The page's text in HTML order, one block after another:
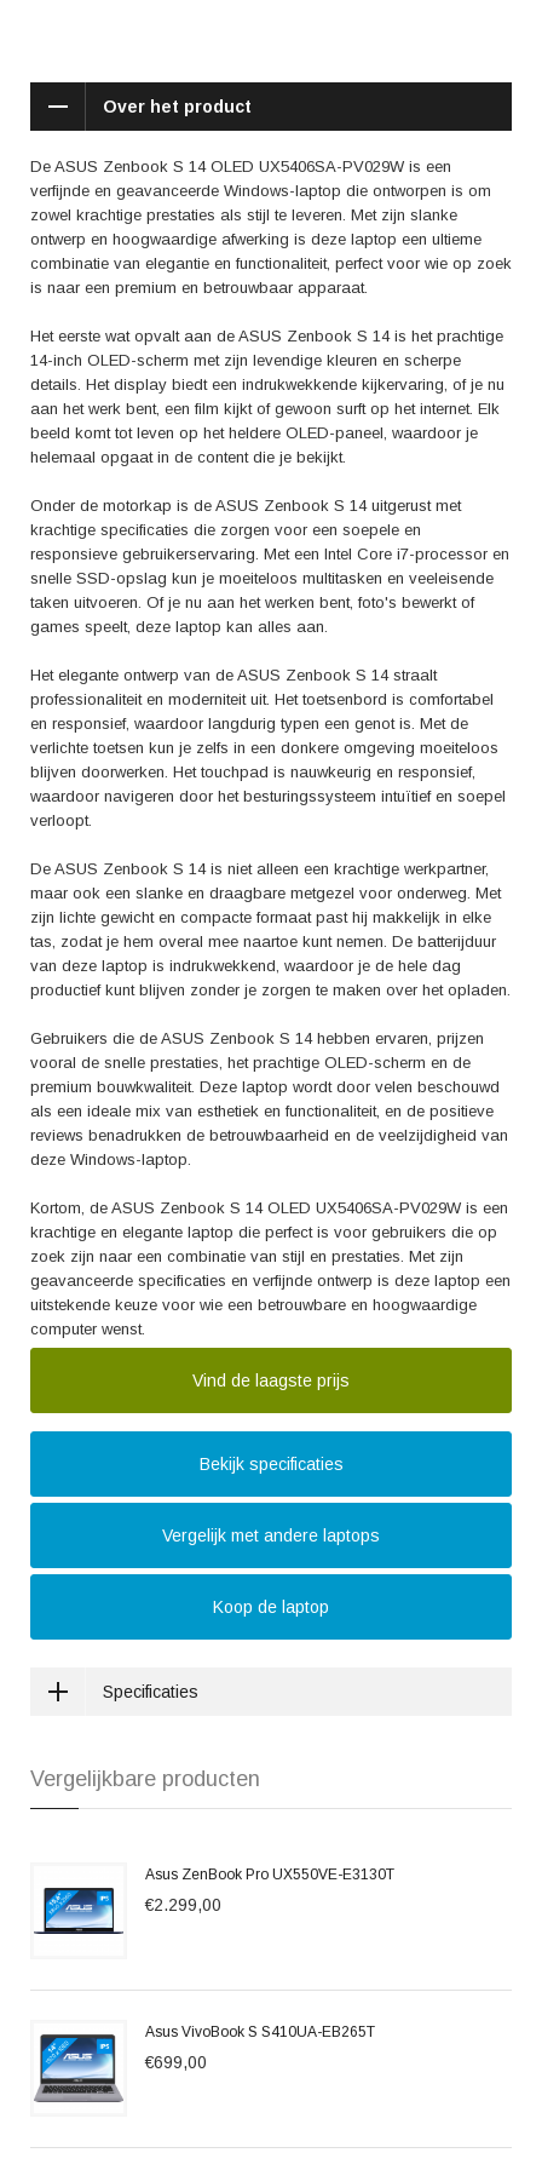
navigeren door het besturingssysteem intuïtief en soepel verloopt.
De ASUS Zenbook S 14 is niet alleen een krachtige werkpartner, maar
ook een slanke en draagbare metgezel voor onderweg. Met zijn lichte
gewicht en compacte formaat past hij makkelijk in elke tas, zodat je
hem overal mee naartoe kunt nemen. De batterijduur van deze laptop is
indrukwekkend, waardoor je de hele dag productief kunt blijven zonder
je zorgen te maken over het opladen.
Gebruikers die de ASUS Zenbook S 14 hebben ervaren, prijzen vooral
de snelle prestaties, het prachtige OLED-scherm en de premium
bouwkwaliteit. Deze laptop wordt door velen beschouwd als een ideale
mix van esthetiek en functionaliteit, en de positieve reviews benadrukken
de betrouwbaarheid en de veelzijdigheid van deze Windows-laptop.
krachtige en elegante laptop die perfect is voor gebruikers die op zoek
zijn naar een combinatie van stijl en prestaties. Met zijn geavanceerde
specificaties en verfijnde ontwerp is deze laptop een uitstekende keuze
voor wie een betrouwbare en hoogwaardige computer wenst.
Over het product
De ASUS Zenbook S 14 OLED UX5406SA-PV029W is een
verfijnde en geavanceerde Windows-laptop die ontworpen is om
zowel krachtige prestaties als stijl te leveren. Met zijn slanke
ontwerp en hoogwaardige afwerking is deze laptop een ultieme
combinatie van elegantie en functionaliteit, perfect voor wie op zoek
is naar een premium en betrouwbaar apparaat.
Het eerste wat opvalt aan de ASUS Zenbook S 14 is het prachtige
14-inch OLED-scherm met zijn levendige kleuren en scherpe
details. Het display biedt een indrukwekkende kijkervaring, of je nu
aan het werk bent, een film kijkt of gewoon surft op het internet. Elk
beeld komt tot leven op het heldere OLED-paneel, waardoor je
helemaal opgaat in de content die je bekijkt.
Onder de motorkap is de ASUS Zenbook S 14 uitgerust met
krachtige specificaties die zorgen voor een soepele en
responsieve gebruikerservaring. Met een Intel Core i7-processor en
snelle SSD-opslag kun je moeiteloos multitasken en veeleisende
taken uitvoeren. Of je nu aan het werken bent, foto's bewerkt of
games speelt, deze laptop kan alles aan.
Het elegante ontwerp van de ASUS Zenbook S 14 straalt
professionaliteit en moderniteit uit. Het toetsenbord is comfortabel
en responsief, waardoor langdurig typen een genot is. Met de
verlichte toetsen kun je zelfs in een donkere omgeving moeiteloos
blijven doorwerken. Het touchpad is nauwkeurig en responsief,
waardoor navigeren door het besturingssysteem intuïtief en soepel
verloopt.
De ASUS Zenbook S 14 is niet alleen een krachtige werkpartner,
maar ook een slanke en draagbare metgezel voor onderweg. Met
zijn lichte gewicht en compacte formaat past hij makkelijk in elke
tas, zodat je hem overal mee naartoe kunt nemen. De batterijduur
van deze laptop is indrukwekkend, waardoor je de hele dag
productief kunt blijven zonder je zorgen te maken over het opladen.
Gebruikers die de ASUS Zenbook S 14 hebben ervaren, prijzen
vooral de snelle prestaties, het prachtige OLED-scherm en de
premium bouwkwaliteit. Deze laptop wordt door velen beschouwd
als een ideale mix van esthetiek en functionaliteit, en de positieve
reviews benadrukken de betrouwbaarheid en de veelzijdigheid van
deze Windows-laptop.
Kortom, de ASUS Zenbook S 14 OLED UX5406SA-PV029W is een
krachtige en elegante laptop die perfect is voor gebruikers die op
zoek zijn naar een combinatie van stijl en prestaties. Met zijn
geavanceerde specificaties en verfijnde ontwerp is deze laptop een
uitstekende keuze voor wie een betrouwbare en hoogwaardige
computer wenst.
Vind de laagste prijs
Bekijk specificaties
Vergelijk met andere laptops
Koop de laptop
Specificaties
Vergelijkbare producten
Asus ZenBook Pro UX550VE-E3130T
€2.299,00
Asus VivoBook S S410UA-EB265T
€699,00